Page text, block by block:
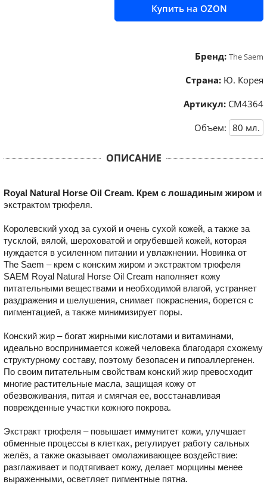
Купить на OZON
Бренд: The Saem
Страна: Ю. Корея
Артикул: СМ4364
Объем: 80 мл.
ОПИСАНИЕ
Royal Natural Horse Oil Cream. Крем с лошадиным жиром и
экстрактом трюфеля.
Королевский уход за сухой и очень сухой кожей, а также за
тусклой, вялой, шероховатой и огрубевшей кожей, которая
нуждается в усиленном питании и увлажнении. Новинка от
The Saem – крем с конским жиром и экстрактом трюфеля
SAEM Royal Natural Horse Oil Cream наполняет кожу
питательными веществами и необходимой влагой, устраняет
раздражения и шелушения, снимает покраснения, борется с
пигментацией, а также минимизирует поры.
Конский жир – богат жирными кислотами и витаминами,
идеально воспринимается кожей человека благодаря схожему
структурному составу, поэтому безопасен и гипоаллергенен.
По своим питательным свойствам конский жир превосходит
многие растительные масла, защищая кожу от
обезвоживания, питая и смягчая ее, восстанавливая
поврежденные участки кожного покрова.
Экстракт трюфеля – повышает иммунитет кожи, улучшает
обменные процессы в клетках, регулирует работу сальных
желёз, а также оказывает омолаживающее воздействие:
разглаживает и подтягивает кожу, делает морщины менее
выраженными, осветляет пигментные пятна.